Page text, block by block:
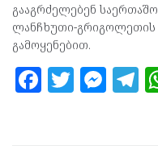
გააგრძელებენ
ლანჩხუთი-გრიგოლეთის
გამოყენებით.
F T M T